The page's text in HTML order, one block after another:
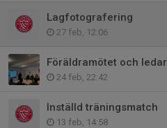
Lagfotografering
27 feb, 12:06
Föräldramötet och
24 feb, 22:42
Inställd träningsmatch
13 feb, 14:58